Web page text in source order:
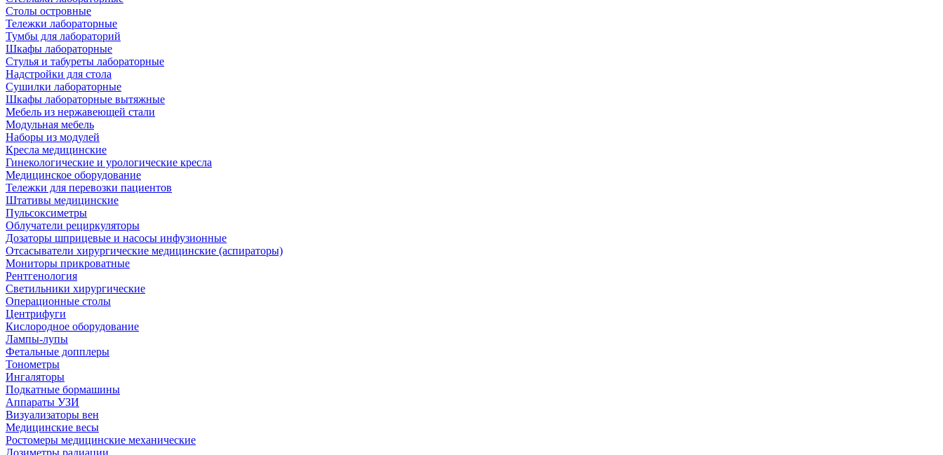
Столы островные
Тележки лабораторные
Тумбы для лабораторий
Шкафы лабораторные
Стулья и табуреты лабораторные
Надстройки для стола
Сушилки лабораторные
Шкафы лабораторные вытяжные
Мебель из нержавеющей стали
Модульная мебель
Наборы из модулей
Кресла медицинские
Гинекологические и урологические кресла
Медицинское оборудование
Тележки для перевозки пациентов
Штативы медицинские
Пульсоксиметры
Облучатели рециркуляторы
Дозаторы шприцевые и насосы инфузионные
Отсасыватели хирургические медицинские (аспираторы)
Мониторы прикроватные
Рентгенология
Светильники хирургические
Операционные столы
Центрифуги
Кислородное оборудование
Лампы-лупы
Фетальные допплеры
Тонометры
Ингаляторы
Подкатные бормашины
Аппараты УЗИ
Визуализаторы вен
Медицинские весы
Ростомеры медицинские механические
Дозиметры радиации